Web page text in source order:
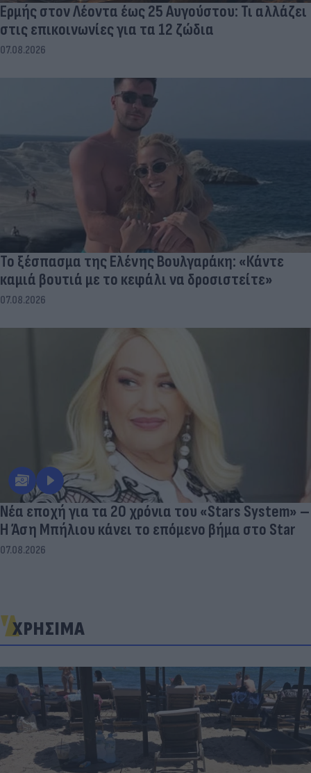
Ερμής στον Λέοντα έως 25 Αυγούστου: Τι αλλάζει
στις επικοινωνίες για τα 12 ζώδια
07.08.2026
Το ξέσπασμα της Ελένης Βουλγαράκη: «Κάντε
καμιά βουτιά με το κεφάλι να δροσιστείτε»
07.08.2026
Νέα εποχή για τα 20 χρόνια του «Stars System» –
Η Άση Μπήλιου κάνει το επόμενο βήμα στο Star
07.08.2026
ΧΡΗΣΙΜΑ